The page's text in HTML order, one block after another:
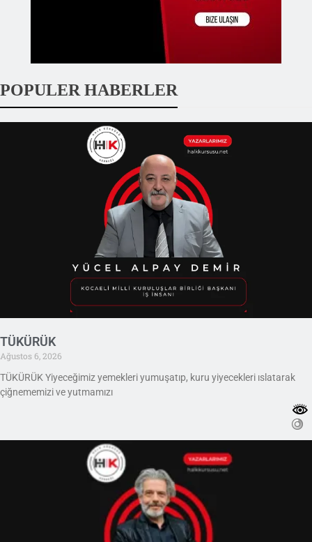
POPULER HABERLER
TÜKÜRÜK
Ağustos 6, 2026
TÜKÜRÜK Yiyeceğimiz yemekleri yumuşatıp, kuru yiyecekleri ıslatarak
çiğnememizi ve yutmamızı